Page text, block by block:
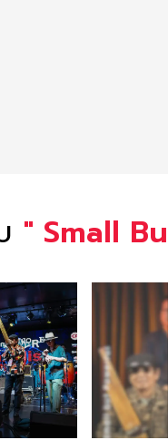
" Small